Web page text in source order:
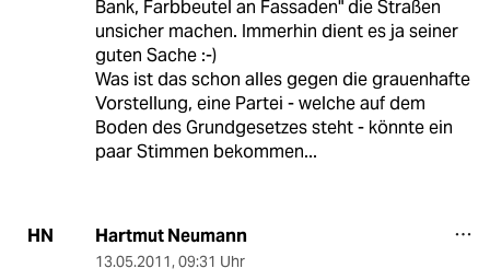
Bank, Farbbeutel an Fassaden" die Straßen
unsicher machen. Immerhin dient es ja seiner
guten Sache :-)
Was ist das schon alles gegen die grauenhafte
Vorstellung, eine Partei - welche auf dem
Boden des Grundgesetzes steht - könnte ein
paar Stimmen bekommen...
HN Hartmut Neumann
13.05.2011, 09:31 Uhr